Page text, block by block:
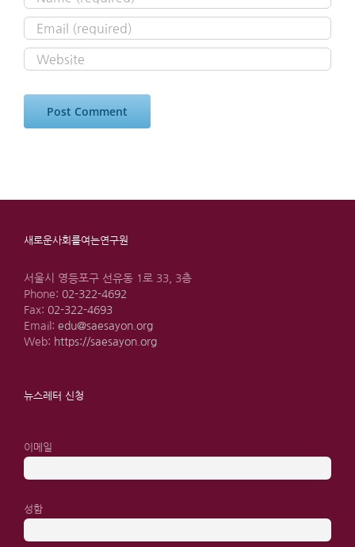
새로운사회를여는연구원
서울시 영등포구 선유동 1로 33, 3층
Phone: 02-322-4692
Fax: 02-322-4693
Email: edu@saesayon.org
Web: https://saesayon.org
뉴스레터 신청
이메일
성함